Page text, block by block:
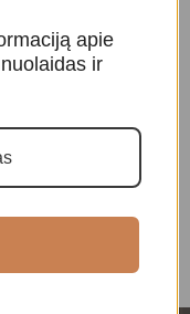
, Kristalų
apie
ir